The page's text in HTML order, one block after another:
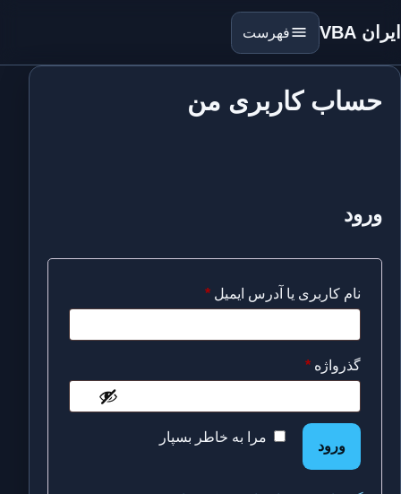
ایران VBA فهرست
حساب کاربری من
ورود
نام کاربری یا آدرس ایمیل *الزامی
گذرواژه *الزامی
مرا به خاطر بسپار
ورود